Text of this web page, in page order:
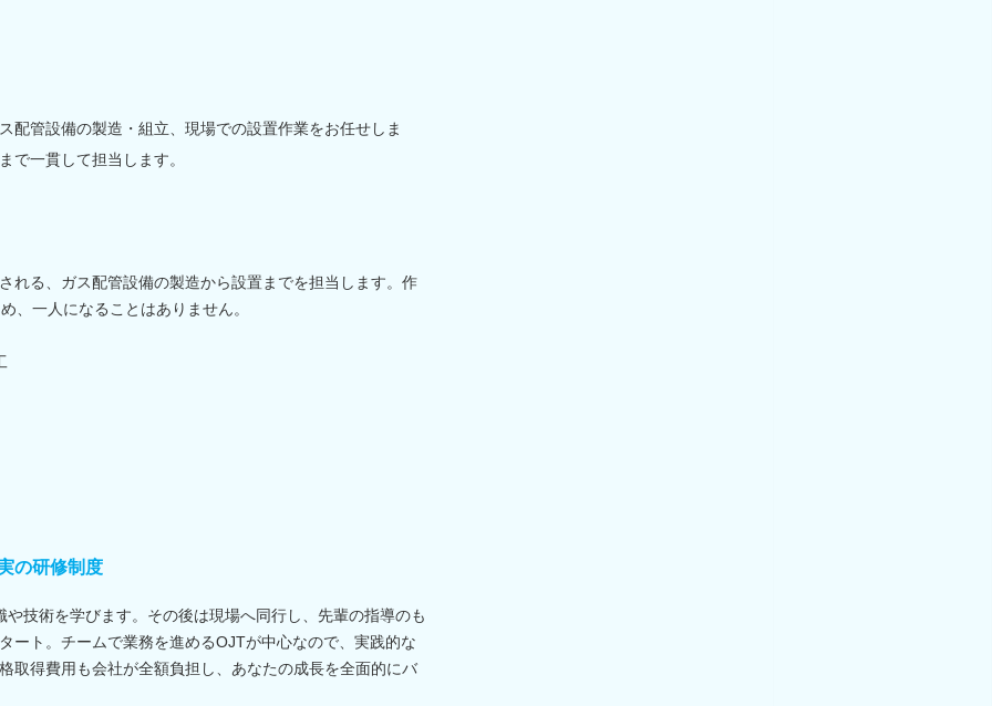
配管設備の製造・組立、現場での設置作業をお任せしま
で一貫して担当します。
れる、ガス配管設備の製造から設置までを担当します。作
、一人になることはありません。
の研修制度
技術を学びます。その後は現場へ同行し、先輩の指導のも
ート。チームで業務を進めるOJTが中心なので、実践的な
取得費用も会社が全額負担し、あなたの成長を全面的にバ